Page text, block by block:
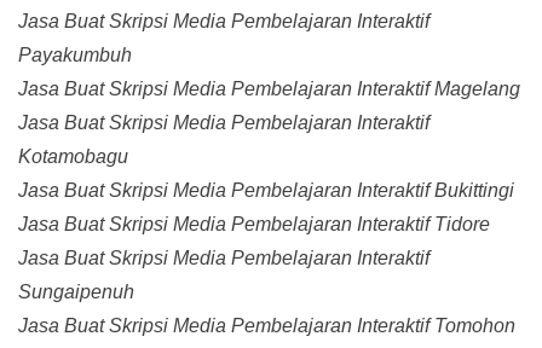
Jasa Buat Skripsi Media Pembelajaran Interaktif
Payakumbuh
Jasa Buat Skripsi Media Pembelajaran Interaktif Magelang
Jasa Buat Skripsi Media Pembelajaran Interaktif
Kotamobagu
Jasa Buat Skripsi Media Pembelajaran Interaktif Bukittingi
Jasa Buat Skripsi Media Pembelajaran Interaktif Tidore
Jasa Buat Skripsi Media Pembelajaran Interaktif
Sungaipenuh
Jasa Buat Skripsi Media Pembelajaran Interaktif Tomohon